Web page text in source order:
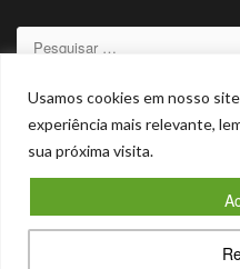
Usamos cookies em nosso
experiência mais relevante,
sua próxima visita.
Pesquisar
Sitemap Política
Copyright © Todos os